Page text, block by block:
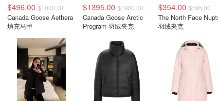
$496.00 $1000.00
Canada Goose Aethera
填充马甲
$1395.00 $1900.00
Canada Goose Arctic
Program 羽绒夹克
$354.00 $595.00
The North Face
羽绒夹克